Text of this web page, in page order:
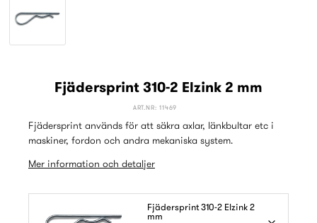
Fjädersprint 310-2 Elzink 2 mm
ART.NR: 11469
Fjädersprint används för att säkra axlar, länkbultar etc i
maskiner, fordon och andra mekaniska system.
Mer information och detaljer
Fjädersprint 310-2 Elzink 2
mm